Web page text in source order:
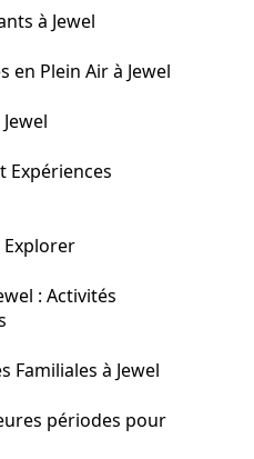
à Jewel
en Plein Air à Jewel
Expériences
Explorer
: Activités
Familiales à Jewel
périodes pour